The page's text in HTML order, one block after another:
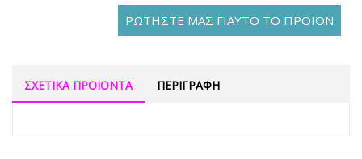
ΡΩΤΗΣΤΕ ΜΑΣ ΓΙΑΥΤΟ ΤΟ ΠΡΟΪΟΝ
ΣΧΕΤΙΚΑ ΠΡΟΙΟΝΤΑ ΠΕΡΙΓΡΑΦΗ